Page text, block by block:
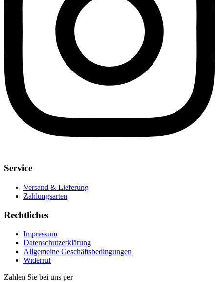
Service
Versand & Lieferung
Zahlungsarten
Rechtliches
Impressum
Datenschutzerklärung
Allgemeine Geschäftsbedingungen
Widerruf
Zahlen Sie bei uns per